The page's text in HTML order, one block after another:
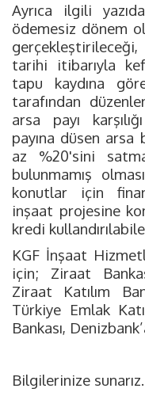
Ayrıca ilgili
ödemesiz dönem
gerçekleştirileceği,
tarihi itibarıyla
tapu kaydına
tarafından
arsa payı
payına düsen arsa
az %20'sini
bulunmamış
konutlar için
inşaat projesine
kredi
KGF İnşaat
için; Ziraat
Ziraat Katılım
Türkiye Emlak
Bankası,
Bilgilerinize sunarız.